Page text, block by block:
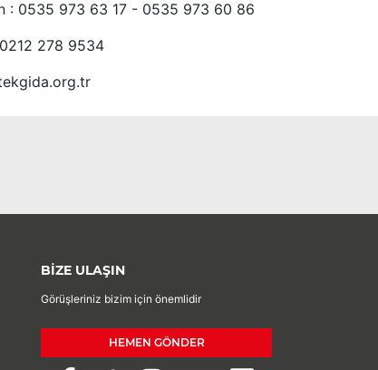
: 0535 973 63 17 - 0535 973 60 86
278 9534
BİZE ULAŞIN
Görüşleriniz bizim için önemlidir
HEMEN GÖNDER